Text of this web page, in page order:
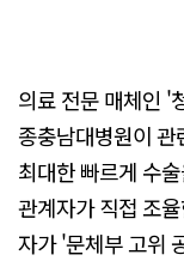
의료 전문 매체인 '
종충남대병원이
최대한 빠르게 수
관계자가 직접 조
자가 '문체부 고위